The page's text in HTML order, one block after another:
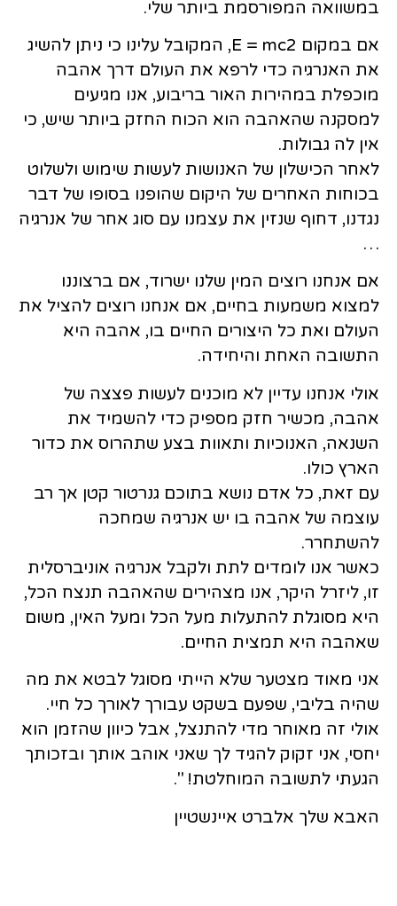
במשוואה המפורסמת ביותר שלי.
אם במקום E = mc2, המקובל עלינו כי ניתן להשיג
את האנרגיה כדי לרפא את העולם דרך אהבה
מוכפלת במהירות האור בריבוע, אנו מגיעים
למסקנה שהאהבה הוא הכוח החזק ביותר שיש, כי
אין לה גבולות.
לאחר הכישלון של האנושות לעשות שימוש ולשלוט
בכוחות האחרים של היקום שהופנו בסופו של דבר
נגדנו, דחוף שנזין את עצמנו עם סוג אחר של אנרגיה
…
אם אנחנו רוצים המין שלנו ישרוד, אם ברצוננו
למצוא משמעות בחיים, אם אנחנו רוצים להציל את
העולם ואת כל היצורים החיים בו, אהבה היא
התשובה האחת והיחידה.
אולי אנחנו עדיין לא מוכנים לעשות פצצה של
אהבה, מכשיר חזק מספיק כדי להשמיד את
השנאה, האנוכיות ותאוות בצע שתהרוס את כדור
הארץ כולו.
עם זאת, כל אדם נושא בתוכם גנרטור קטן אך רב
עוצמה של אהבה בו יש אנרגיה שמחכה
להשתחרר.
כאשר אנו לומדים לתת ולקבל אנרגיה אוניברסלית
זו, ליזרל היקר, אנו מצהירים שהאהבה תנצח הכל,
היא מסוגלת להתעלות מעל הכל ומעל האין, משום
שאהבה היא תמצית החיים.
אני מאוד מצטער שלא הייתי מסוגל לבטא את מה
שהיה בליבי, שפעם בשקט עבורך לאורך כל חיי.
אולי זה מאוחר מדי להתנצל, אבל כיוון שהזמן הוא
יחסי, אני זקוק להגיד לך שאני אוהב אותך ובזכותך
הגעתי לתשובה המוחלטת! ".
האבא שלך אלברט איינשטיין